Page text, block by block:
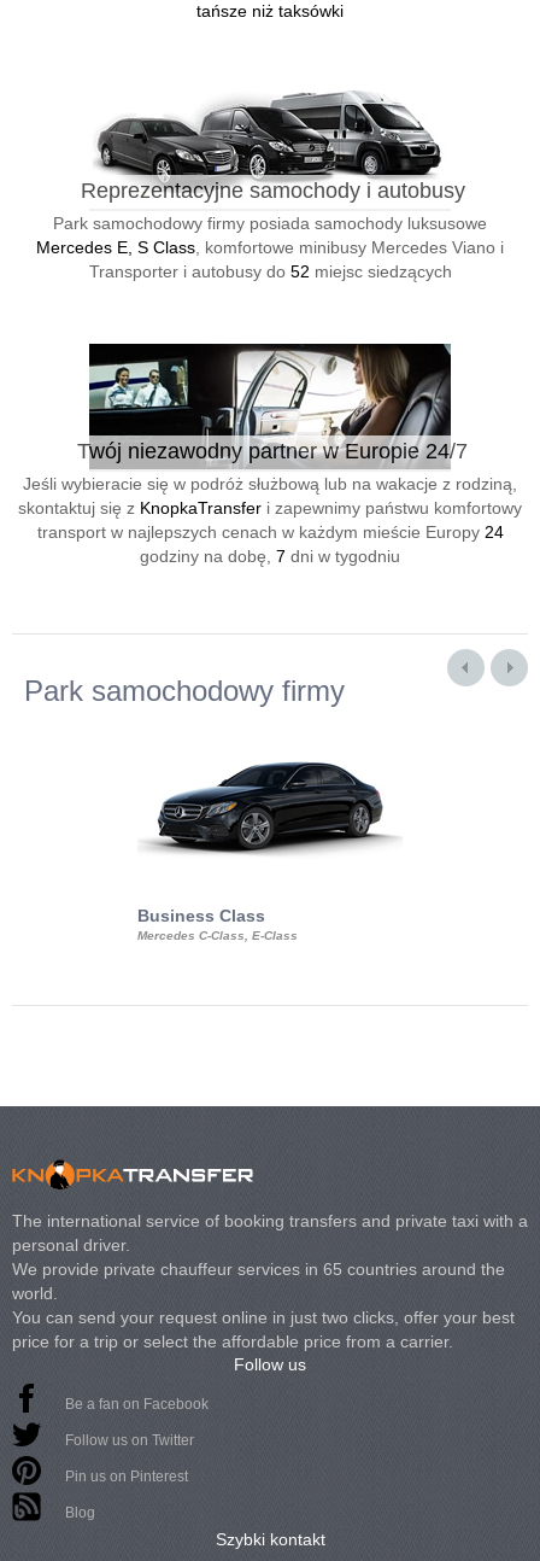
tańsze niż taksówki
Reprezentacyjne samochody i autobusy
Park samochodowy firmy posiada samochody luksusowe
Mercedes E, S Class , komfortowe minibusy Mercedes Viano i
Transporter i autobusy do 52 miejsc siedzących
Twój niezawodny partner w Europie 24/7
Jeśli wybieracie się w podróż służbową lub na wakacje z rodziną,
skontaktuj się z KnopkaTransfer i zapewnimy państwu komfortowy
transport w najlepszych cenach w każdym mieście Europy 24
godziny na dobę, 7 dni w tygodniu
Park samochodowy firmy
Business Class
Mercedes C-Class, E-Class
The international service of booking transfers and private taxi with a
personal driver.
We provide private chauffeur services in 65 countries around the
world.
You can send your request online in just two clicks, offer your best
price for a trip or select the affordable price from a carrier.
Follow us
Be a fan on Facebook
Follow us on Twitter
Pin us on Pinterest
Blog
Szybki kontakt